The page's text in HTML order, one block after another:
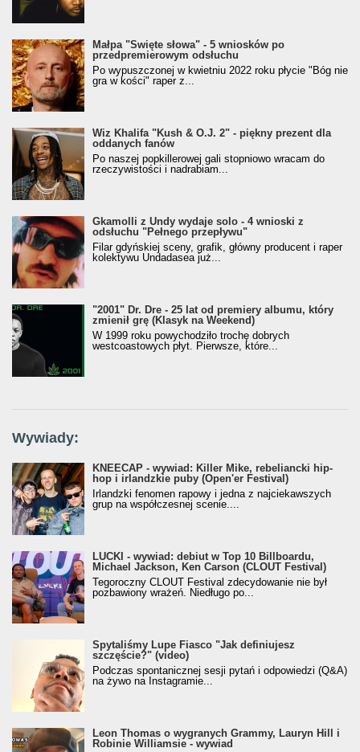
Małpa "Święte słowa" - 5 wniosków po
przedpremierowym odsłuchu
Po wypuszczonej w kwietniu 2022 roku płycie "Bóg nie
gra w kości" raper z...
Wiz Khalifa "Kush & O.J. 2" - piękny prezent dla
oddanych fanów
Po naszej popkillerowej gali stopniowo wracam do
rzeczywistości i nadrabiam...
Gkamolli z Undy wydaje solo - 4 wnioski z
odsłuchu "Pełnego przepływu"
Filar gdyńskiej sceny, grafik, główny producent i raper
kolektywu Undadasea już...
"2001" Dr. Dre - 25 lat od premiery albumu, który
zmienił grę (Klasyk na Weekend)
W 1999 roku powychodziło trochę dobrych
westcoastowych płyt. Pierwsze, które...
Wywiady:
KNEECAP - wywiad: Killer Mike, rebeliancki hip-
hop i irlandzkie puby (Open'er Festival)
Irlandzki fenomen rapowy i jedna z najciekawszych
grup na współczesnej scenie....
LUCKI - wywiad: debiut w Top 10 Billboardu,
Michael Jackson, Ken Carson (CLOUT Festival)
Tegoroczny CLOUT Festival zdecydowanie nie był
pozbawiony wrażeń. Niedługo po...
Spytaliśmy Lupe Fiasco "Jak definiujesz
szczęście?" (video)
Podczas spontanicznej sesji pytań i odpowiedzi (Q&A)
na żywo na Instagramie...
Leon Thomas o wygranych Grammy, Lauryn Hill i
Robinie Williamsie - wywiad